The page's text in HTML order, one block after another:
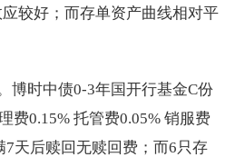
较好；而存单资产曲线相对平
博时中债0-3年国开行基金C份
费0.15% 托管费0.05% 销服费
7天后赎回无赎回费；而6只存